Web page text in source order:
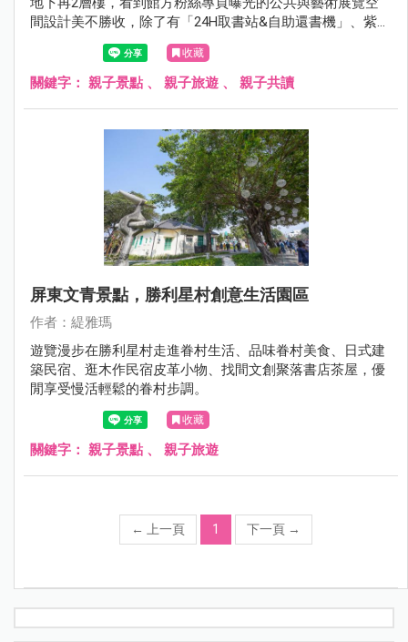
間設計美不勝收，除了有「24H取書站&自助還書機」、紫外
線消毒書本機(喜歡這個功能)、視廳室有半開放式包廂、包
廂討論室、幼童五感探索區、烏邦圖UBUNTU咖啡廳，都很
令人期待！
收藏
關鍵字： 親子景點 、 親子旅遊 、 親子共讀
屏東文青景點，勝利星村創意生活園區
作者：緹雅瑪
遊覽漫步在勝利星村走進眷村生活、品味眷村美食、日式建
築民宿、逛木作民宿皮革小物、找間文創聚落書店茶屋，優
閒享受慢活輕鬆的眷村步調。
收藏
關鍵字： 親子景點 、 親子旅遊
← 上一頁 1 下一頁 →